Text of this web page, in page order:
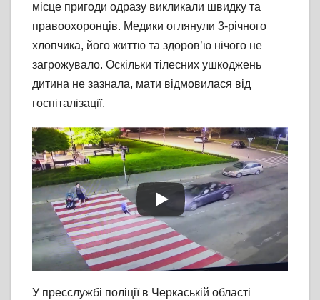
місце пригоди одразу викликали швидку та
правоохоронців. Медики оглянули 3-річного
хлопчика, його життю та здоров’ю нічого не
загрожувало. Оскільки тілесних ушкоджень
дитина не зазнала, мати відмовилася від
госпіталізації.
У пресслужбі поліції в Черкаській області